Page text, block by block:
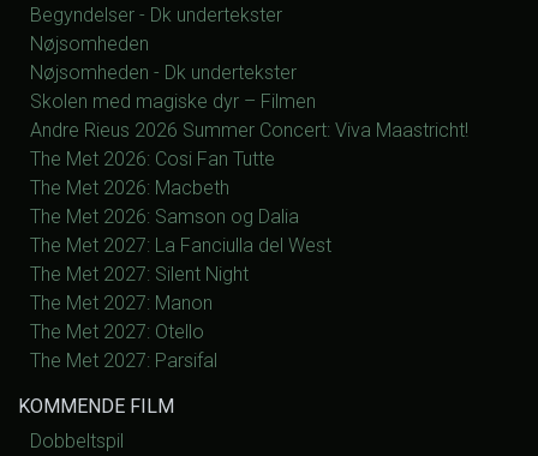
Begyndelser - Dk undertekster
Nøjsomheden
Nøjsomheden - Dk undertekster
Skolen med magiske dyr – Filmen
Andre Rieus 2026 Summer Concert: Viva Maastricht!
The Met 2026: Cosi Fan Tutte
The Met 2026: Macbeth
The Met 2026: Samson og Dalia
The Met 2027: La Fanciulla del West
The Met 2027: Silent Night
The Met 2027: Manon
The Met 2027: Otello
The Met 2027: Parsifal
KOMMENDE FILM
Dobbeltspil